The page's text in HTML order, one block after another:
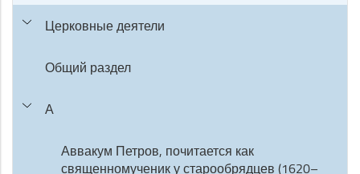
Церковные деятели
Общий раздел
А
Аввакум Петров, почитается как
священномученик у старообрядцев (1620–